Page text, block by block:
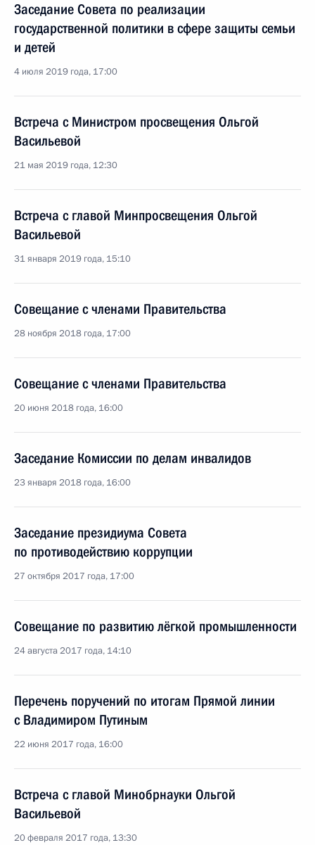
Заседание Совета по реализации
государственной политики в сфере защиты семьи
и детей
4 июля 2019 года, 17:00
Встреча с Министром просвещения Ольгой
Васильевой
21 мая 2019 года, 12:30
Встреча с главой Минпросвещения Ольгой
Васильевой
31 января 2019 года, 15:10
Совещание с членами Правительства
28 ноября 2018 года, 17:00
Совещание с членами Правительства
20 июня 2018 года, 16:00
Заседание Комиссии по делам инвалидов
23 января 2018 года, 16:00
Заседание президиума Совета
по противодействию коррупции
27 октября 2017 года, 17:00
Совещание по развитию лёгкой промышленности
24 августа 2017 года, 14:10
Перечень поручений по итогам Прямой линии
с Владимиром Путиным
22 июня 2017 года, 16:00
Встреча с главой Минобрнауки Ольгой
Васильевой
20 февраля 2017 года, 13:30